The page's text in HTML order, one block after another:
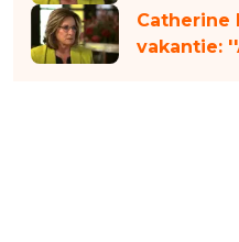
Catherine
vakantie: